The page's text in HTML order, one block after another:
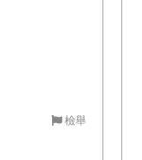
檢舉